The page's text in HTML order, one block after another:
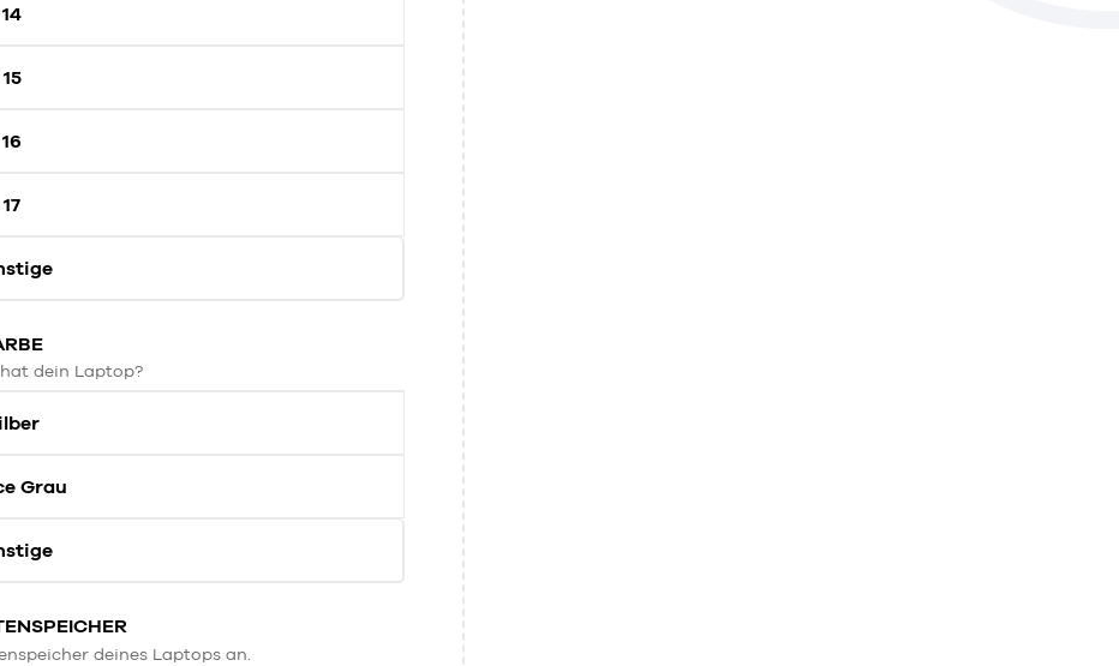
14
15
16
17
dein Laptop?
Grau
deines Laptops an.